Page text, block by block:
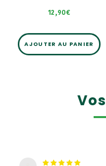
12,90€
AJOUTER AU PANIER